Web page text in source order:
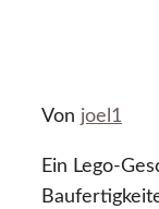
Von joel1
Ein Lego-